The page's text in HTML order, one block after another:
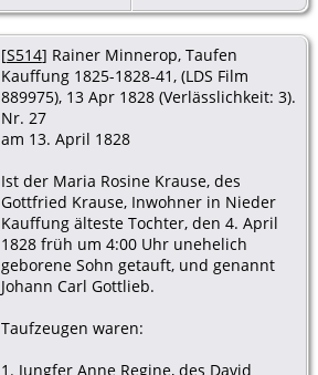
[S514] Rainer Minnerop, Taufen
Kauffung 1825-1828-41, (LDS Film
889975), 13 Apr 1828 (Verlässlichkeit: 3).
Nr. 27
am 13. April 1828
Ist der Maria Rosine Krause, des
Gottfried Krause, Inwohner in Nieder
Kauffung älteste Tochter, den 4. April
1828 früh um 4:00 Uhr unehelich
geborene Sohn getauft, und genannt
Johann Carl Gottlieb.
Taufzeugen waren:
1. Jungfer Anne Regine, des David